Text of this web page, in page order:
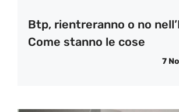
Btp, rientreranno o no
Come stanno le cose
7